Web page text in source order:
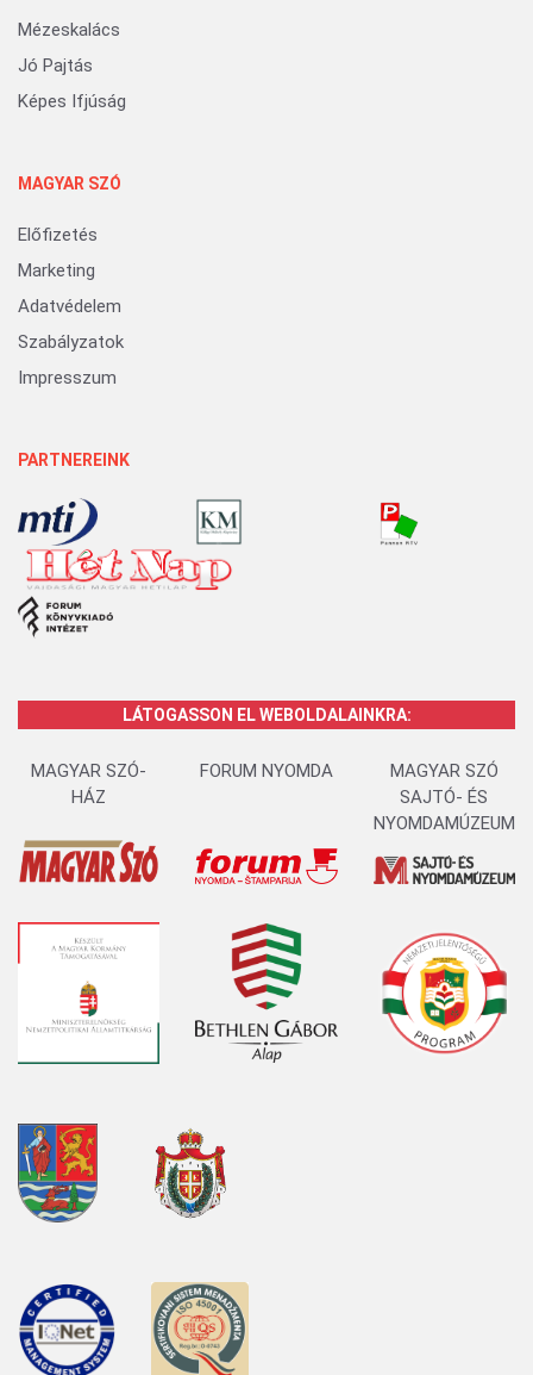
Mézeskalács
Jó Pajtás
Képes Ifjúság
MAGYAR SZÓ
Előfizetés
Marketing
Adatvédelem
Szabályzatok
Impresszum
PARTNEREINK
LÁTOGASSON EL WEBOLDALAINKRA:
MAGYAR SZÓ-
HÁZ
FORUM NYOMDA
MAGYAR SZÓ
SAJTÓ- ÉS
NYOMDAMÚZEUM